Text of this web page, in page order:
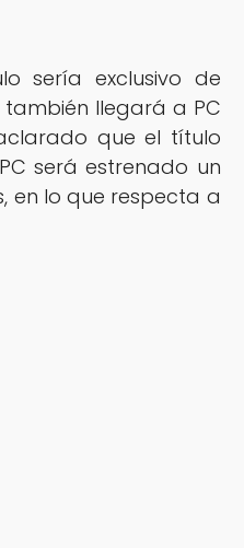
sería exclusivo de
llegará a PC
que el título
será estrenado un
en lo que respecta a